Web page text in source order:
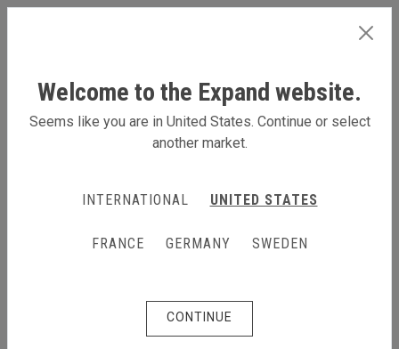
Welcome to the Expand website.
Seems like you are in United States. Continue or select
another market.
INTERNATIONAL UNITED STATES
FRANCE GERMANY SWEDEN
CONTINUE